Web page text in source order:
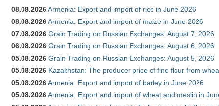
08.08.2026Armenia: Export and import of rice in June 2026
08.08.2026Armenia: Export and import of maize in June 2026
07.08.2026 Grain Trading on Russian Exchanges: August 7, 2026
06.08.2026 Grain Trading on Russian Exchanges: August 6, 2026
05.08.2026 Grain Trading on Russian Exchanges: August 5, 2026
05.08.2026 Kazakhstan: The producer price of fine flour from
05.08.2026Armenia: Export and import of barley in June 2026
05.08.2026Armenia: Export and import of wheat and meslin in